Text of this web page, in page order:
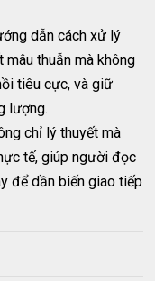
dẫn cách xử lý
thuẫn mà không
tiêu cực, và giữ
lượng.
chỉ lý thuyết mà
tế, giúp người đọc
để dần biến giao tiếp